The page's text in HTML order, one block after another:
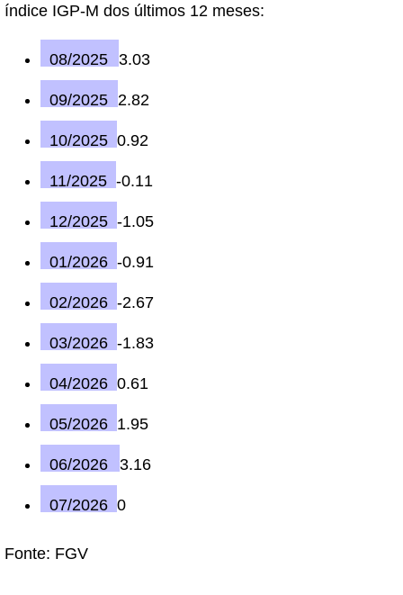
índice IGP-M dos últimos 12 meses:
08/2025 3.03
09/2025 2.82
10/2025 0.92
11/2025 -0.11
12/2025 -1.05
01/2026 -0.91
02/2026 -2.67
03/2026 -1.83
04/2026 0.61
05/2026 1.95
06/2026 3.16
07/2026 0
Fonte: FGV